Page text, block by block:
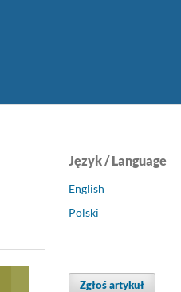
Język / Language
English
Polski
Zgłoś artykuł